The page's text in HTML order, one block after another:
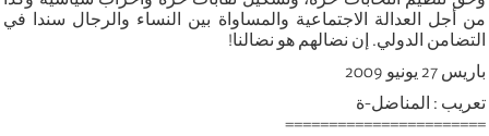
من أجل العدالة الاجتماعية والمساواة بين النساء والرجال سندا في
التضامن الدولي. إن نضالهم هو نضالنا!
باريس 27 يونيو 2009
تعريب : المناضل-ة
=======================